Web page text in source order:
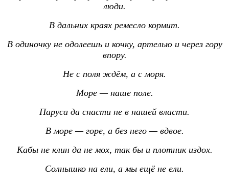
люди.
В дальних краях ремесло кормит.
В одиночку не одолеешь и кочку, артелью и через гору
впору.
Не с поля ждём, а с моря.
Море — наше поле.
Паруса да снасти не в нашей власти.
В море — горе, а без него — вдвое.
Кабы не клин да не мох, так бы и плотник издох.
Солнышко на ели, а мы ещё не ели.